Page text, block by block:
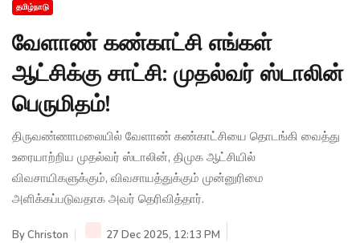
தமிழ்நாடு
வேளாண் கண்காட்சி எங்கள்
ஆட்சிக்கு சாட்சி: முதல்வர் ஸ்டாலின்
பெருமிதம்!
திருவண்ணாமலையில் வேளாண் கண்காட்சியை தொடங்கி வைத்து
உரையாற்றிய முதல்வர் ஸ்டாலின், திமுக ஆட்சியில்
விவசாயிகளுக்கும், விவசாயத்துக்கும் முன்னுரிமை
அளிக்கப்படுவதாக அவர் தெரிவித்தார்.
ByChriston
27 Dec 2025, 12:13 PM